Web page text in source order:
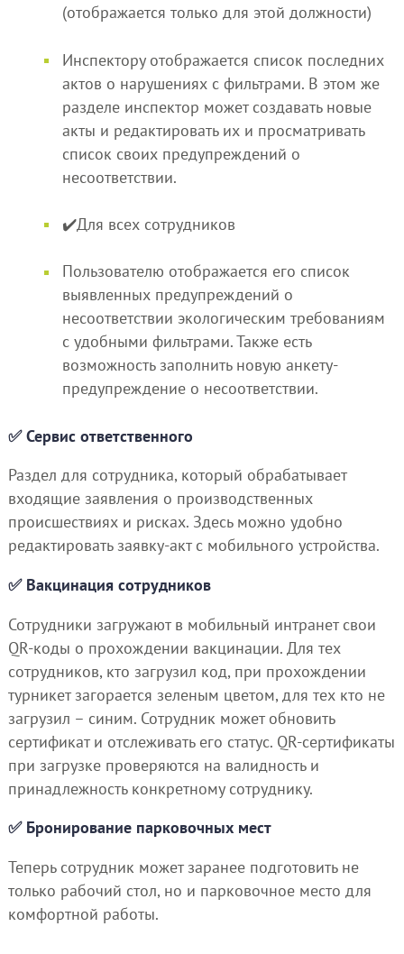
(отображается только для этой должности)
Инспектору отображается список последних
актов о нарушениях с фильтрами. В этом же
разделе инспектор может создавать новые
акты и редактировать их и просматривать
список своих предупреждений о
несоответствии.
✔️Для всех сотрудников
Пользователю отображается его список
выявленных предупреждений о
несоответствии экологическим требованиям
с удобными фильтрами. Также есть
возможность заполнить новую анкету-
предупреждение о несоответствии.
✅ Сервис ответственного
Раздел для сотрудника, который обрабатывает
входящие заявления о производственных
происшествиях и рисках. Здесь можно удобно
редактировать заявку-акт с мобильного устройства.
✅ Вакцинация сотрудников
Сотрудники загружают в мобильный интранет свои
QR-коды о прохождении вакцинации. Для тех
сотрудников, кто загрузил код, при прохождении
турникет загорается зеленым цветом, для тех кто не
загрузил – синим. Сотрудник может обновить
сертификат и отслеживать его статус. QR-сертификаты
при загрузке проверяются на валидность и
принадлежность конкретному сотруднику.
✅ Бронирование парковочных мест
Теперь сотрудник может заранее подготовить не
только рабочий стол, но и парковочное место для
комфортной работы.